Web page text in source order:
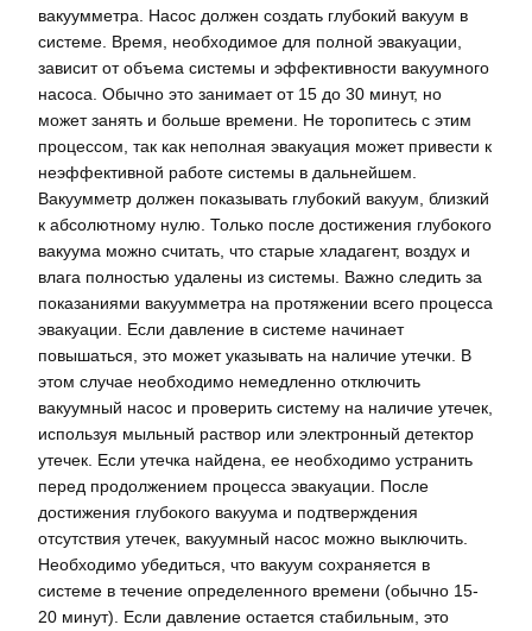
вакуумметра. Насос должен создать глубокий вакуум в
системе. Время, необходимое для полной эвакуации,
зависит от объема системы и эффективности вакуумного
насоса. Обычно это занимает от 15 до 30 минут, но
может занять и больше времени. Не торопитесь с этим
процессом, так как неполная эвакуация может привести к
неэффективной работе системы в дальнейшем.
Вакуумметр должен показывать глубокий вакуум, близкий
к абсолютному нулю. Только после достижения глубокого
вакуума можно считать, что старые хладагент, воздух и
влага полностью удалены из системы. Важно следить за
показаниями вакуумметра на протяжении всего процесса
эвакуации. Если давление в системе начинает
повышаться, это может указывать на наличие утечки. В
этом случае необходимо немедленно отключить
вакуумный насос и проверить систему на наличие утечек,
используя мыльный раствор или электронный детектор
утечек. Если утечка найдена, ее необходимо устранить
перед продолжением процесса эвакуации. После
достижения глубокого вакуума и подтверждения
отсутствия утечек, вакуумный насос можно выключить.
Необходимо убедиться, что вакуум сохраняется в
системе в течение определенного времени (обычно 15-
20 минут). Если давление остается стабильным, это